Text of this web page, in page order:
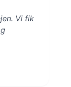
Vi fik